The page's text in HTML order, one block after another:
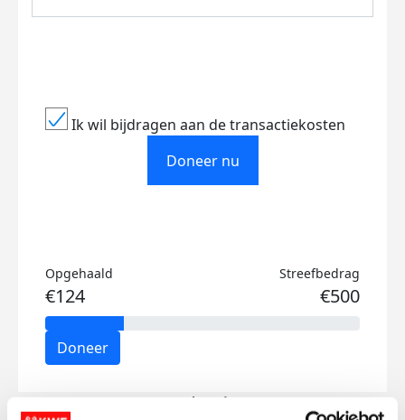
Ik wil bijdragen aan de transactiekosten
Doneer nu
Opgehaald
€124
Streefbedrag
€500
Doneer
Isa's badges